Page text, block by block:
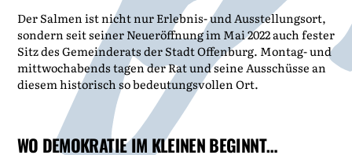
Der Salmen ist nicht nur Erlebnis- und Ausstellungsort,
sondern seit seiner Neueröffnung im Mai 2022 auch fester
Sitz des Gemeinderats der Stadt Offenburg. Montag- und
mittwochabends tagen der Rat und seine Ausschüsse an
diesem historisch so bedeutungsvollen Ort.
WO DEMOKRATIE IM KLEINEN BEGINNT…